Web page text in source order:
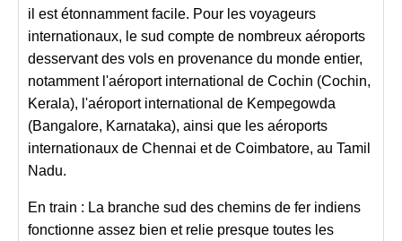
il est étonnamment facile. Pour les voyageurs
internationaux, le sud compte de nombreux aéroports
desservant des vols en provenance du monde entier,
notamment l'aéroport international de Cochin (Cochin,
Kerala), l'aéroport international de Kempegowda
(Bangalore, Karnataka), ainsi que les aéroports
internationaux de Chennai et de Coimbatore, au Tamil
Nadu.
En train : La branche sud des chemins de fer indiens
fonctionne assez bien et relie presque toutes les